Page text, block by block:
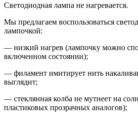
Светодиодная лампа не нагревается.
Мы предлагаем воспользоваться
лампочкой:
— низкий нагрев (лампочку можно
включенном состоянии);
— филамент имитирует нить
выглядит;
— стеклянная колба не мутнеет на
пластиковых прозрачных аналогов);